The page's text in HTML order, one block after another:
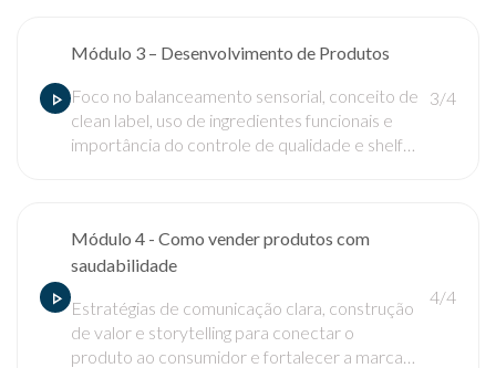
Módulo 3 – Desenvolvimento de Produtos
Foco no balanceamento sensorial, conceito de
clean label, uso de ingredientes funcionais e
importância do controle de qualidade e shelf
3/4
Módulo 4 - Como vender produtos com
saudabilidade
Estratégias de comunicação clara, construção
de valor e storytelling para conectar o
produto ao consumidor e fortalecer a marca
4/4